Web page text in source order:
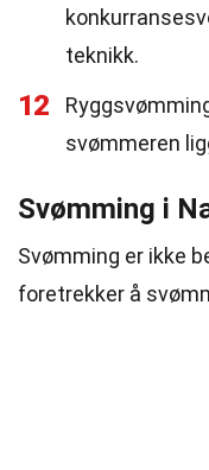
teknikk.
12
svømmeren
Svømming i
Svømming er ikke
foretrekker å